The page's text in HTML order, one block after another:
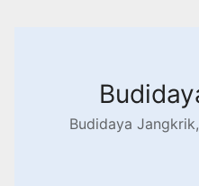
Budidaya